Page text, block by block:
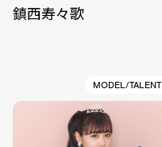
鎮西寿々歌
MODEL/TALENT